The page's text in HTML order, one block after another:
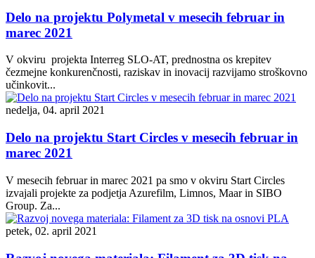
Delo na projektu Polymetal v mesecih februar in
marec 2021
V okviru projekta Interreg SLO-AT, prednostna os krepitev
čezmejne konkurenčnosti, raziskav in inovacij razvijamo stroškovno
učinkovit...
nedelja, 04. april 2021
Delo na projektu Start Circles v mesecih februar in
marec 2021
V mesecih februar in marec 2021 pa smo v okviru Start Circles
izvajali projekte za podjetja Azurefilm, Limnos, Maar in SIBO
Group. Za...
petek, 02. april 2021